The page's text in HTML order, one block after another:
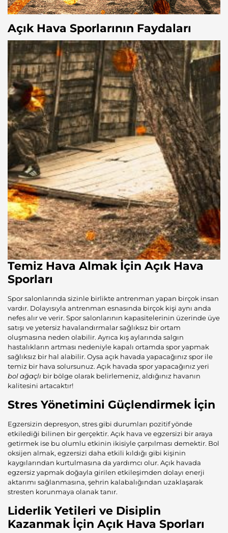
Açık Hava Sporlarının Faydaları
Temiz Hava Almak İçin Açık Hava
Sporları
Spor salonlarında sizinle birlikte antrenman yapan birçok insan
vardır. Dolayısıyla antrenman esnasında birçok kişi aynı anda
nefes alır ve verir. Spor salonlarının kapasitelerinin üzerinde üye
satışı ve yetersiz havalandırmalar sağlıksız bir ortam
oluşmasına neden olabilir. Ayrıca kış aylarında salgın
hastalıkların artması nedeniyle kapalı ortamda spor yapmak
sağlıksız bir hal alabilir. Oysa açık havada yapacağınız spor ile
temiz bir hava solursunuz. Açık havada spor yapacağınız yeri
bol ağaçlı bir bölge olarak belirlemeniz, aldığınız havanın
kalitesini artacaktır!
Stres Yönetimini Güçlendirmek İçin
Egzersizin depresyon, stres gibi durumları pozitif yönde
etkilediği bilinen bir gerçektir. Açık hava ve egzersizi bir araya
getirmek ise bu olumlu etkinin ikisiyle çarpılması demektir. Bol
oksijen almak, egzersizi daha etkili kıldığı gibi kişinin
kaygılarından kurtulmasına da yardımcı olur. Açık havada
egzersiz yapmak doğayla girilen etkileşimden dolayı enerji
aktarımı sağlanmasına, şehrin kalabalığından uzaklaşarak
stresten korunmaya olanak tanır.
Liderlik Yetileri ve Disiplin
Kazanmak İçin Açık Hava Sporları